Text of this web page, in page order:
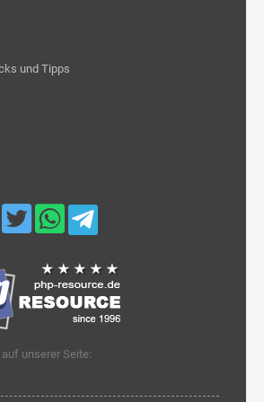
und Tipps
unserer Seite: